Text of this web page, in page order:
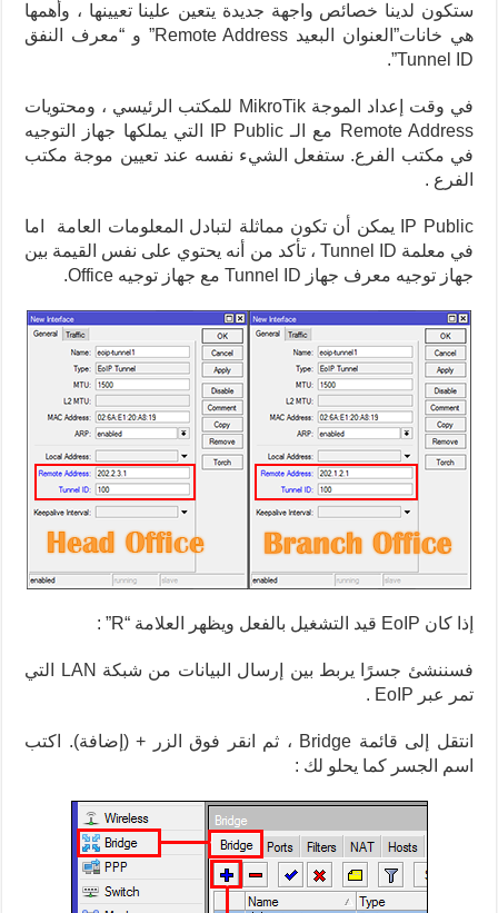
ستكون لدينا خصائص واجهة جديدة يتعين علينا تعيينها ، وأهمها
هي خانات”العنوان البعيد Remote Address” و “معرف النفق
Tunnel ID”.
في وقت إعداد الموجة MikroTik للمكتب الرئيسي ، ومحتويات
Remote Address مع الـ IP Public التي يملكها جهاز التوجيه
في مكتب الفرع.ستفعل الشيء نفسه عند تعيين موجة مكتب
الفرع .
IP Public يمكن أن تكون مماثلة لتبادل المعلومات العامة
اما
في معلمة Tunnel ID ، تأكد من أنه يحتوي على نفس القيمة بين
جهاز توجيه معرف جهاز Tunnel ID مع جهاز توجيه Office.
إذا كان EoIP قيد التشغيل بالفعل ويظهر العلامة “R” :
فسننشئ جسرًا يربط بين إرسال البيانات من شبكة LAN التي
تمر عبر EoIP .
انتقل إلى قائمة Bridge ، ثم انقر فوق الزر + (إضافة). اكتب
اسم الجسر كما يحلو لك :